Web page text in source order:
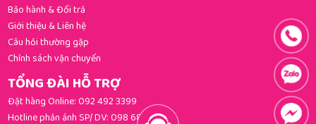
Bảo hành & Đổi trả
Giới thiệu & Liên hệ
Câu hỏi thường gặp
Chính sách vận chuyển
TỔNG ĐÀI HỖ TRỢ
Đặt hàng Online:092 492 3399
Hotline phản ánh SP/ DV:098 681 3392